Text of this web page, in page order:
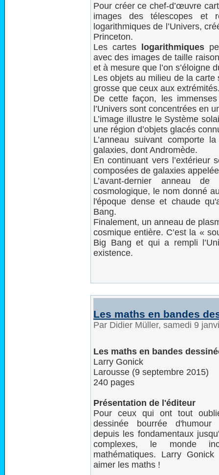
Pour créer ce chef-d’œuvre
images des télescopes et
logarithmiques de l’Univers,
Princeton.
Les cartes logarithmiques
avec des images de taille
et à mesure que l’on s’éloigne
Les objets au milieu de la
grosse que ceux aux
De cette façon, les
l’Univers sont concentrées en
L’image illustre le Système
une région d’objets glacés
L’anneau suivant comporte
galaxies, dont Andromède.
En continuant vers l’extérieur
composées de galaxies
L’avant-dernier anneau
cosmologique, le nom donné
l'époque dense et chaude
Bang.
Finalement, un anneau de
cosmique entière. C’est la «
Big Bang et qui a rempli
existence.
Les maths en bandes
Par Didier Müller, samedi 9
Les maths en bandes
Larry Gonick
Larousse (9 septembre 2015)
240 pages
Présentation de l'éditeur
Pour ceux qui ont tout
dessinée bourrée d'humour
depuis les fondamentaux
complexes, le monde
mathématiques. Larry
aimer les maths !